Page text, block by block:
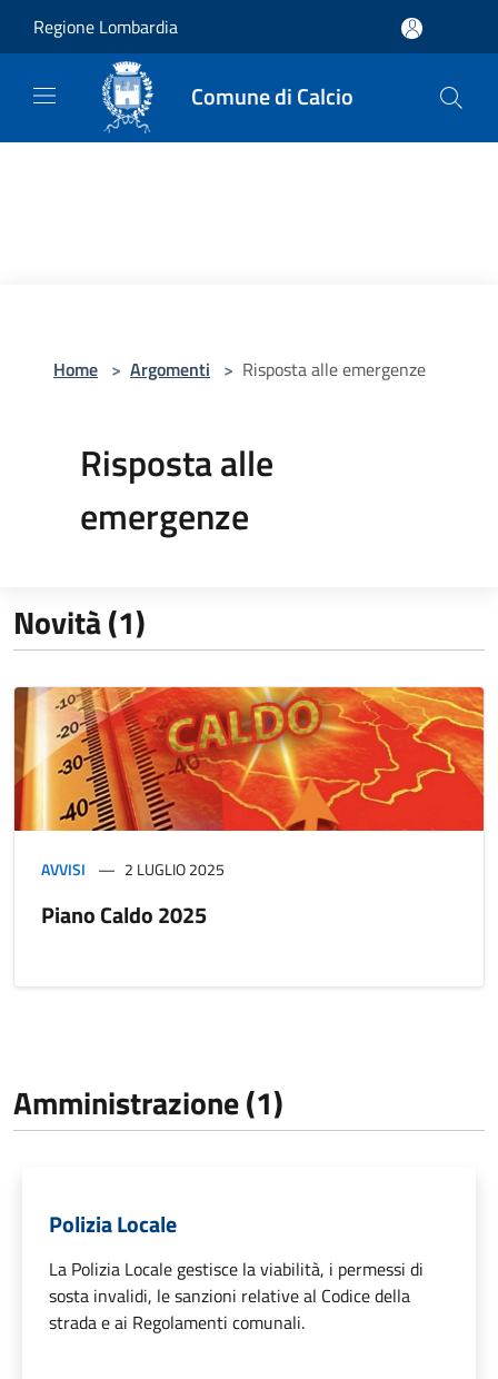
Regione Lombardia
Comune di Calcio
Home > Argomenti > Risposta alle emergenze
Risposta alle
emergenze
Novità (1)
AVVISI 2 LUGLIO 2025
Piano Caldo 2025
Amministrazione (1)
Polizia Locale
La Polizia Locale gestisce la viabilità, i permessi di
sosta invalidi, le sanzioni relative al Codice della
strada e ai Regolamenti comunali.